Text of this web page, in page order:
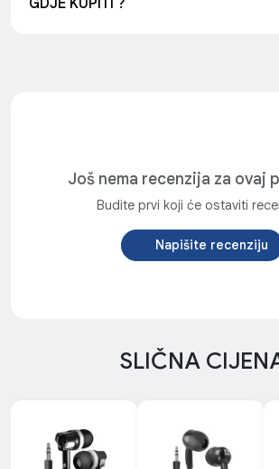
Još nema recenzija za ovaj
Budite prvi koji će ostaviti
Napišite recenziju
SLIČNA